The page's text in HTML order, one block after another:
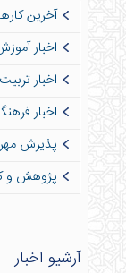
آخرین
اخبار
اخبار
اخبار
پذیرش مهر 1405
پژوهش و
آرشیو اخبار